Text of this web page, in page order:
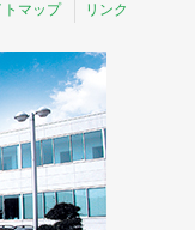
トマップ リンク